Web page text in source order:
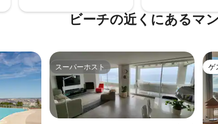
ビーチの近くにあるマ
スーパーホスト
スーパーホスト ゲ